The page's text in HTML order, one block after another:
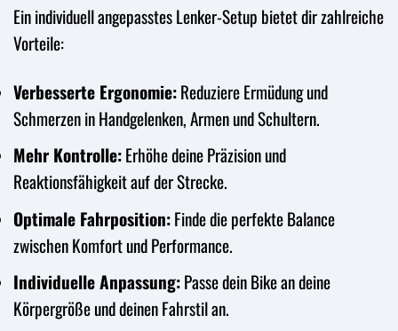
Ein individuell angepasstes Lenker-Setup bietet dir zahlreiche
Vorteile:
Verbesserte Ergonomie:Reduziere Ermüdung und
Schmerzen in Handgelenken, Armen und Schultern.
Mehr Kontrolle:Erhöhe deine Präzision und
Reaktionsfähigkeit auf der Strecke.
Optimale Fahrposition:Finde die perfekte Balance
zwischen Komfort und Performance.
Individuelle Anpassung:Passe dein Bike an deine
Körpergröße und deinen Fahrstil an.